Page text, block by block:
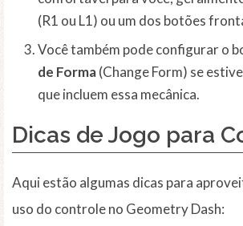
(R1 ou L1) ou um dos botões
Você também pode configurar o
de Forma(Change Form) se
que incluem essa mecânica.
Dicas de Jogo para
Aqui estão algumas dicas para
uso do controle no Geometry Dash: